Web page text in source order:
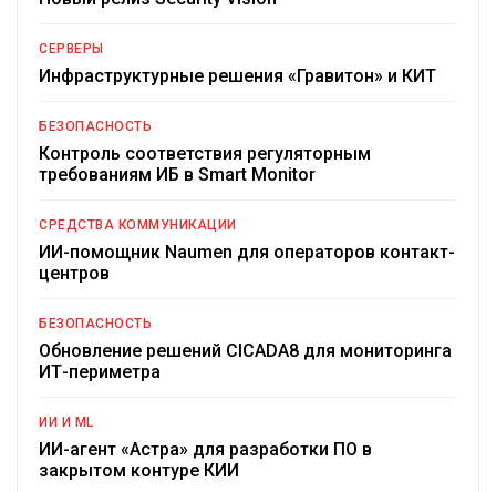
СЕРВЕРЫ
Инфраструктурные решения «Гравитон» и КИТ
БЕЗОПАСНОСТЬ
Контроль соответствия регуляторным
требованиям ИБ в Smart Monitor
СРЕДСТВА КОММУНИКАЦИИ
ИИ-помощник Naumen для операторов контакт-
центров
БЕЗОПАСНОСТЬ
Обновление решений CICADA8 для мониторинга
ИТ-периметра
ИИ И ML
ИИ-агент «Астра» для разработки ПО в
закрытом контуре КИИ